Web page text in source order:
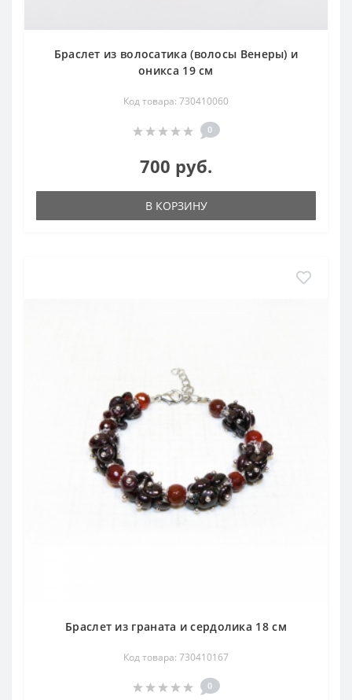
Браслет из волосатика (волосы Венеры) и
оникса 19 см
Код товара: 730410060
0
700 руб.
В КОРЗИНУ
Браслет из граната и сердолика 18 см
Код товара: 730410167
0